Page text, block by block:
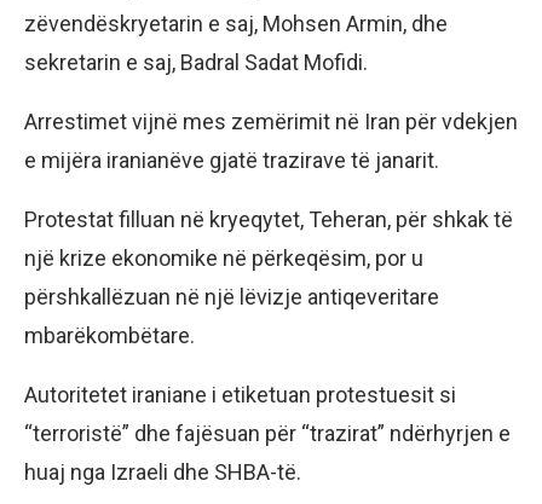
zëvendëskryetarin e saj, Mohsen Armin, dhe
sekretarin e saj, Badral Sadat Mofidi.
Arrestimet vijnë mes zemërimit në Iran për vdekjen
e mijëra iranianëve gjatë trazirave të janarit.
Protestat filluan në kryeqytet, Teheran, për shkak të
një krize ekonomike në përkeqësim, por u
përshkallëzuan në një lëvizje antiqeveritare
mbarëkombëtare.
Autoritetet iraniane i etiketuan protestuesit si
“terroristë” dhe fajësuan për “trazirat” ndërhyrjen e
huaj nga Izraeli dhe SHBA-të.